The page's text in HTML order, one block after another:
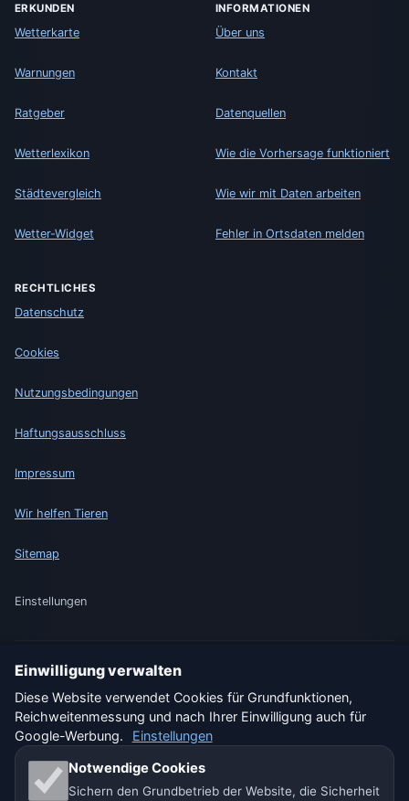
ERKUNDEN
Wetterkarte
Warnungen
Ratgeber
Wetterlexikon
Städtevergleich
Wetter-Widget
INFORMATIONEN
Über uns
Kontakt
Datenquellen
Wie die Vorhersage funktioniert
Wie wir mit Daten arbeiten
Fehler in Ortsdaten melden
RECHTLICHES
Datenschutz
Cookies
Nutzungsbedingungen
Haftungsausschluss
Impressum
Wir helfen Tieren
Sitemap
Einstellungen
🇩🇪 Wetter Deutschland
🇨🇭 Wetter Schweiz
Unsere Wetterseiten:
🇨🇿 Tschechien 🇭🇷 Kroatien 🇧🇬 Bulgarien
Einwilligung verwalten
Diese Website verwendet Cookies für Grundfunktionen,
Reichweitenmessung und nach Ihrer Einwilligung auch für
Google-Werbung.
Einstellungen
Notwendige Cookies
Sichern den Grundbetrieb der Website, die Sicherheit